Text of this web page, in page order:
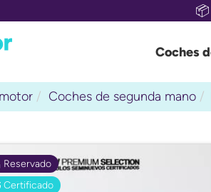
Coches
Coches de segunda mano
Reservado
Certificado